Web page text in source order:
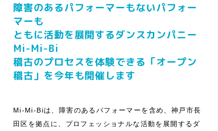
障害のあるパフォーマーもないパフォー
マーも
ともに活動を展開するダンスカンパニー
Mi-Mi-Bi
稽古のプロセスを体験できる「オープン
稽古」を今年も開催します
Mi-Mi-Biは、障害のあるパフォーマーを含め、神戸市長
田区を拠点に、プロフェッショナルな活動を展開するダ